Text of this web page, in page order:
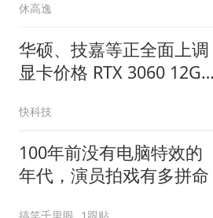
休高逸
华硕、技嘉等正全面上调
显卡价格 RTX 3060 12GB
快科技
100年前没有电脑特效的
年代，演员拍戏有多拼命
搞笑千里眼 1跟贴